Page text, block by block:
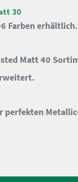
30
Farben erhältlich.
Matt 40
perfekten